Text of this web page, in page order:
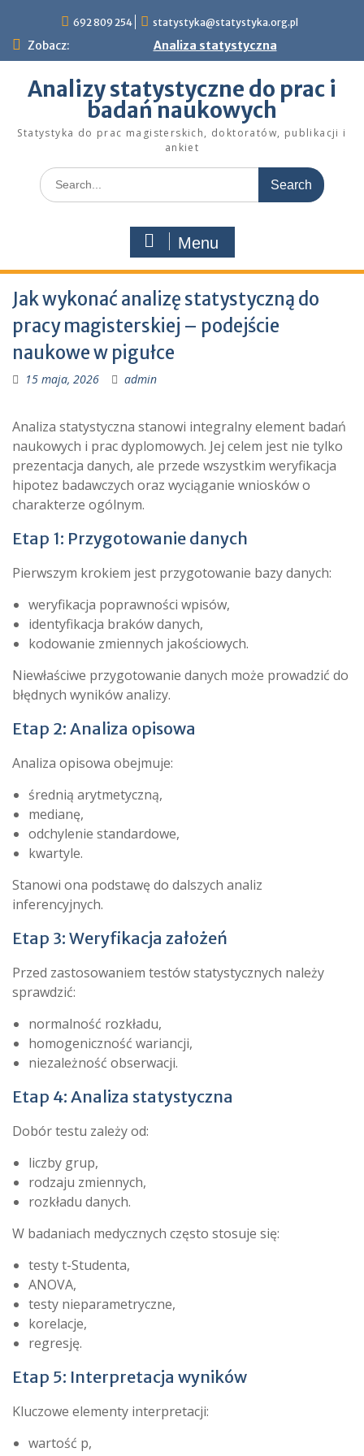
content
692 809 254 statystyka@statystyka.org.pl
Zobacz: Analiza statystyczna
Analizy statystyczne do prac i
badań naukowych
Statystyka do prac magisterskich, doktoratów, publikacji i
ankiet
Search
for:
Menu
Jak wykonać analizę statystyczną do
pracy magisterskiej – podejście
naukowe w pigułce
15 maja, 2026 admin
Analiza statystyczna stanowi integralny element badań
naukowych i prac dyplomowych. Jej celem jest nie tylko
prezentacja danych, ale przede wszystkim weryfikacja
hipotez badawczych oraz wyciąganie wniosków o
charakterze ogólnym.
Etap 1: Przygotowanie danych
Pierwszym krokiem jest przygotowanie bazy danych:
weryfikacja poprawności wpisów,
identyfikacja braków danych,
kodowanie zmiennych jakościowych.
Niewłaściwe przygotowanie danych może prowadzić do
błędnych wyników analizy.
Etap 2: Analiza opisowa
Analiza opisowa obejmuje:
średnią arytmetyczną,
medianę,
odchylenie standardowe,
kwartyle.
Stanowi ona podstawę do dalszych analiz
inferencyjnych.
Etap 3: Weryfikacja założeń
Przed zastosowaniem testów statystycznych należy
sprawdzić:
normalność rozkładu,
homogeniczność wariancji,
niezależność obserwacji.
Etap 4: Analiza statystyczna
Dobór testu zależy od:
liczby grup,
rodzaju zmiennych,
rozkładu danych.
W badaniach medycznych często stosuje się:
testy t-Studenta,
ANOVA,
testy nieparametryczne,
korelacje,
regresję.
Etap 5: Interpretacja wyników
Kluczowe elementy interpretacji:
wartość p,